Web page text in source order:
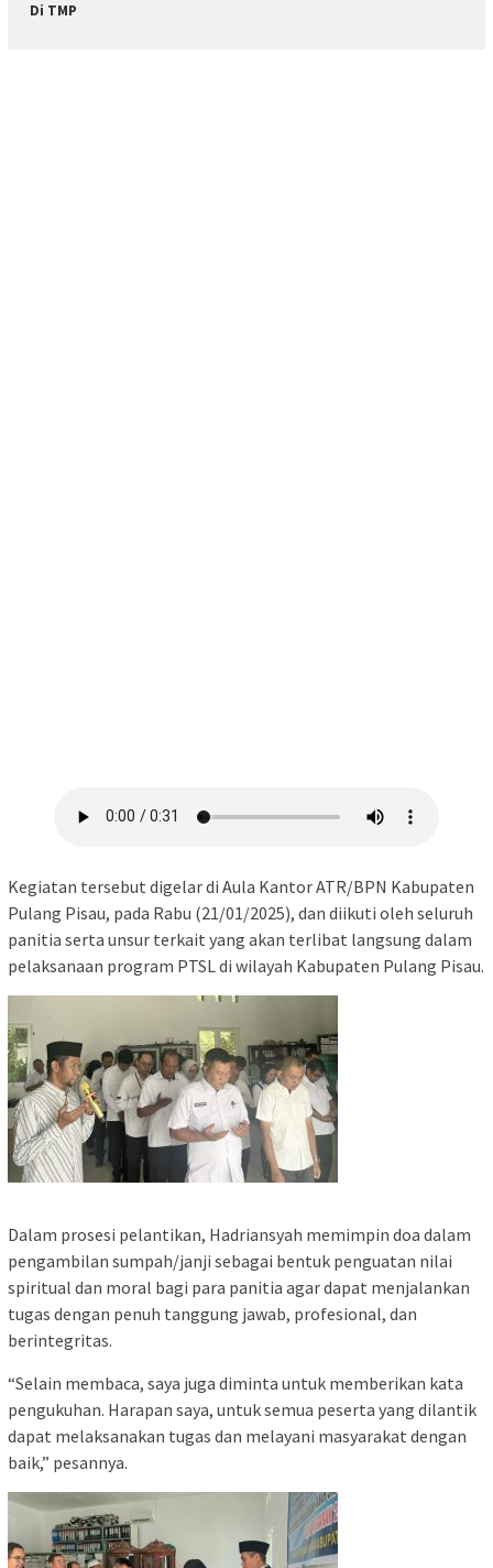
Di TMP
Kegiatan tersebut digelar di Aula Kantor ATR/BPN Kabupaten
Pulang Pisau, pada Rabu (21/01/2025), dan diikuti oleh seluruh
panitia serta unsur terkait yang akan terlibat langsung dalam
pelaksanaan program PTSL di wilayah Kabupaten Pulang Pisau.
Dalam prosesi pelantikan, Hadriansyah memimpin doa dalam
pengambilan sumpah/janji sebagai bentuk penguatan nilai
spiritual dan moral bagi para panitia agar dapat menjalankan
tugas dengan penuh tanggung jawab, profesional, dan
berintegritas.
“Selain membaca, saya juga diminta untuk memberikan kata
pengukuhan. Harapan saya, untuk semua peserta yang dilantik
dapat melaksanakan tugas dan melayani masyarakat dengan
baik,” pesannya.